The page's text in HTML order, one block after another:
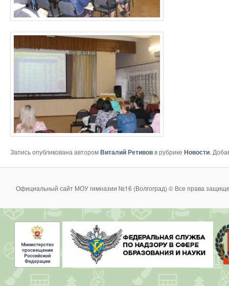
Запись опубликована авторомВиталий Ретивовв рубрике Новости.
Официальный сайт МОУ гимназии №16 (Волгоград) © Все права